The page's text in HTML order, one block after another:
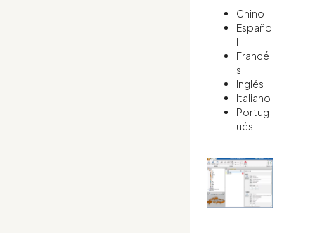
Chino
Españo
l
Francé
s
Inglés
Italiano
Portug
ués